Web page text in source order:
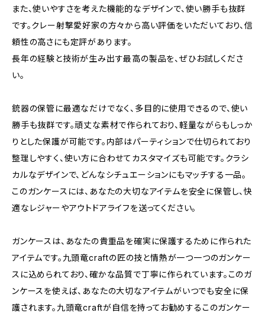
また、使いやすさを考えた機能的なデザインで、使い勝手も抜群
です。クレー射撃愛好家の方々から高い評価をいただいており、信
頼性の高さにも定評があります。
長年の経験と技術が生み出す最高の製品を、ぜひお試しくださ
い。
銃器の保管に最適なだけでなく、多目的に使用できるので、使い
勝手も抜群です。頑丈な素材で作られており、軽量ながらもしっか
りとした保護が可能です。内部はパーティションで仕切られており
整理しやすく、使い方に合わせてカスタマイズも可能です。クラシ
カルなデザインで、どんなシチュエーションにもマッチする一品。
このガンケースには、あなたの大切なアイテムを安全に保管し、快
適なレジャーやアウトドアライフを送ってください。
ガンケースは、あなたの貴重品を確実に保護するために作られた
アイテムです。九頭竜craftの匠の技と情熱が一つ一つのガンケー
スに込められており、確かな品質で丁寧に作られています。このガ
ンケースを使えば、あなたの大切なアイテムがいつでも安全に保
護されます。九頭竜craftが自信を持ってお勧めするこのガンケー